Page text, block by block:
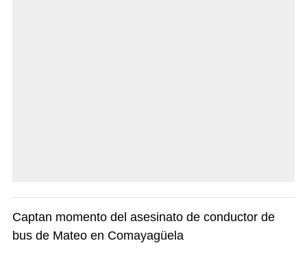
Captan momento del asesinato de conductor de
bus de Mateo en Comayagüela